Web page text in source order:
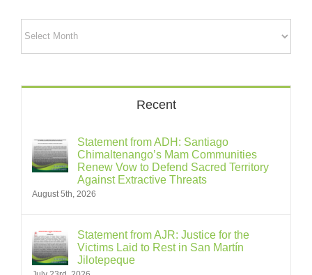
Recent
Statement from ADH: Santiago
Chimaltenango’s Mam Communities
Renew Vow to Defend Sacred Territory
Against Extractive Threats
August 5th, 2026
Statement from AJR: Justice for the
Victims Laid to Rest in San Martín
Jilotepeque